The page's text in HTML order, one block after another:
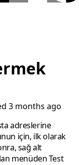
3 months ago
adreslerine
için, ilk olarak
sağ alt
menüdenTest